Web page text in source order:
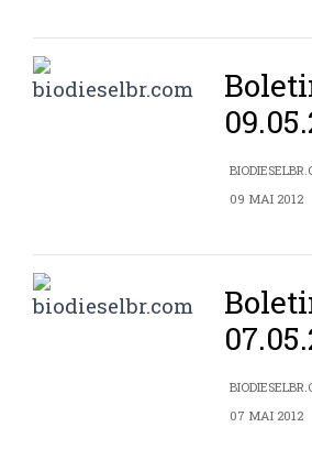
09 MAI 2012
07 MAI 2012